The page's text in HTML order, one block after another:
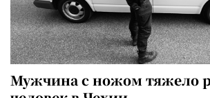
Мужчина с ножом тяжело